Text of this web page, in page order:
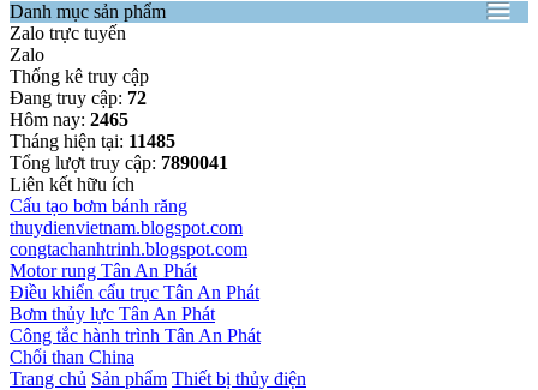
Danh mục sản phẩm
Zalo trực tuyến
Zalo
Thống kê truy cập
Đang truy cập: 72
Hôm nay: 2465
Tháng hiện tại: 11485
Tổng lượt truy cập: 7890041
Liên kết hữu ích
Cấu tạo bơm bánh răng
thuydienvietnam.blogspot.com
congtachanhtrinh.blogspot.com
Motor rung Tân An Phát
Điều khiển cẩu trục Tân An Phát
Bơm thủy lực Tân An Phát
Công tắc hành trình Tân An Phát
Chổi than China
Trang chủ Sản phẩm Thiết bị thủy điện